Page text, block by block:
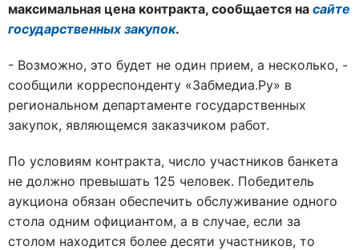
максимальная цена контракта, сообщается на сайте
государственных закупок.
- Возможно, это будет не один прием, а несколько, -
сообщили корреспонденту «Забмедиа.Ру» в
региональном департаменте государственных
закупок, являющемся заказчиком работ.
По условиям контракта, число участников банкета
не должно превышать 125 человек. Победитель
аукциона обязан обеспечить обслуживание одного
стола одним официантом, а в случае, если за
столом находится более десяти участников, то